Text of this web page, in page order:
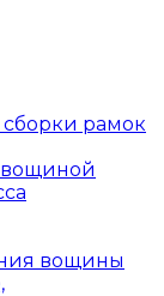
рамок
вощиной
вощины